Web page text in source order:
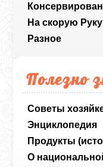
На скорую Руку
Разное
Полезно
Советы
Энциклопедия
Продукты
О